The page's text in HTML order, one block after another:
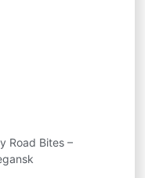
Road Bites –